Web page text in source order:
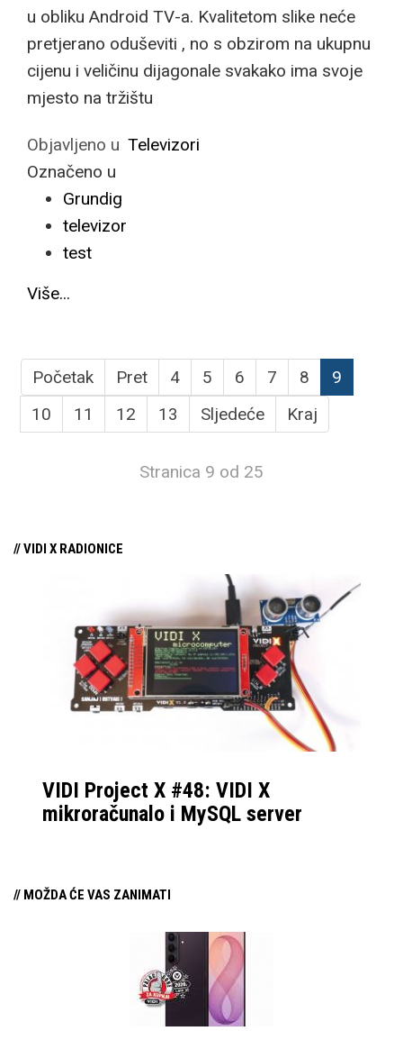
u obliku Android TV-a. Kvalitetom slike neće
pretjerano oduševiti , no s obzirom na ukupnu
cijenu i veličinu dijagonale svakako ima svoje
mjesto na tržištu
Objavljeno u Televizori
Označeno u
Grundig
televizor
test
Više...
Početak Pret 4 5 6 7 8
9
10
11 12 13 Sljedeće Kraj
Stranica 9 od 25
// VIDI X RADIONICE
VIDI Project X #48: VIDI X
mikroračunalo i MySQL server
// MOŽDA ĆE VAS ZANIMATI